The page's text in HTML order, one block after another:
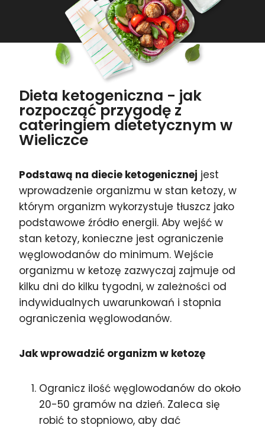
Dieta ketogeniczna - jak
rozpocząć przygodę z
cateringiem dietetycznym w
Wieliczce
Podstawą na diecie ketogenicznej jest
wprowadzenie organizmu w stan ketozy, w
którym organizm wykorzystuje tłuszcz jako
podstawowe źródło energii. Aby wejść w
stan ketozy, konieczne jest ograniczenie
węglowodanów do minimum. Wejście
organizmu w ketozę zazwyczaj zajmuje od
kilku dni do kilku tygodni, w zależności od
indywidualnych uwarunkowań i stopnia
ograniczenia węglowodanów.
Jak wprowadzić organizm w ketozę
Ogranicz ilość węglowodanów do około
20-50 gramów na dzień. Zaleca się
robić to stopniowo, aby dać